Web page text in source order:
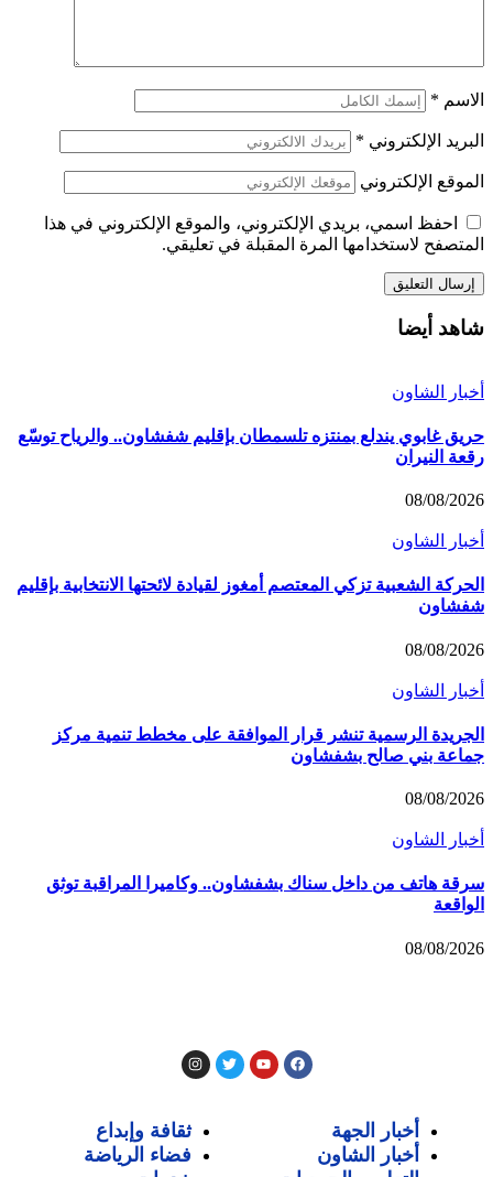
*
الإلكتروني*
الإلكتروني
احفظ اسمي، بريدي الإلكتروني، والموقع الإلكتروني في هذا
لاستخدامها المرة المقبلة في تعليقي.
أيضا
الشاون
غابوي يندلع بمنتزه تلسمطان بإقليم شفشاون.. والرياح توسّع
النيران
08/08/
الشاون
الشعبية تزكي المعتصم أمغوز لقيادة لائحتها الانتخابية بإقليم
08/08/
الشاون
الرسمية تنشر قرار الموافقة على مخطط تنمية مركز
بني صالح بشفشاون
08/08/
الشاون
هاتف من داخل سناك بشفشاون.. وكاميرا المراقبة توثق
08/08/
أخبار الجهة
أخبار الشاون
ثقافة وإبداع
فضاء الرياضة